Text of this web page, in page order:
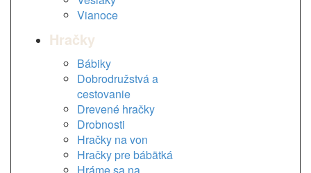
Vianoce
Hračky
Bábiky
Dobrodružstvá a
cestovanie
Drevené hračky
Drobnosti
Hračky na von
Hračky pre bábätká